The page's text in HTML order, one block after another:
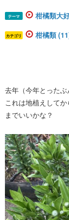
テーマ 柑橘類大
カテゴリ 柑橘類
去年（今年とったぶ
これは地植えして
までいいかな？